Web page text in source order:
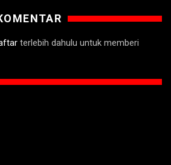
terlebih dahulu untuk memberi